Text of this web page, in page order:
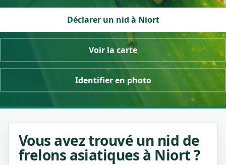
Déclarer un nid à Niort
Voir la carte
Identifier en photo
Vous avez trouvé un nid de
frelons asiatiques à Niort ?